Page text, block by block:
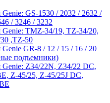
GS-1530 / 2032 / 2632 /
/ 3246 / 3232
TMZ-34/19, TZ-34/20,
,TZ-50
GR-8 / 12 / 15 / 16 / 20
подъемники)
Z34/22N, Z34/22 DC,
Z-45/25, Z-45/25J DC,